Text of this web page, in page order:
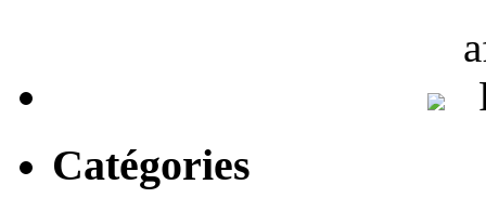
Catégories